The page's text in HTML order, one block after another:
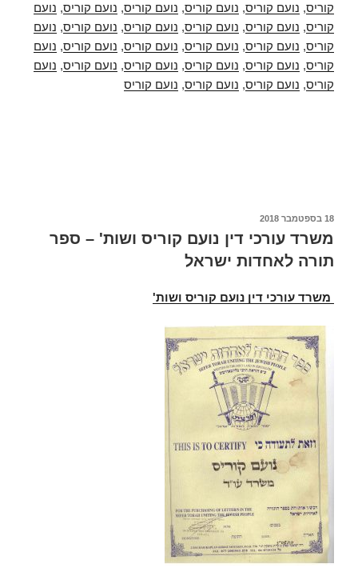
קוריס, נועם קוריס, נועם קוריס, נועם קוריס, נועם קוריס, נועם
קוריס, נועם קוריס, נועם קוריס, נועם קוריס, נועם קוריס, נועם
קוריס, נועם קוריס, נועם קוריס, נועם קוריס, נועם קוריס, נועם
קוריס, נועם קוריס, נועם קוריס, נועם קוריס, נועם קוריס, נועם
קוריס, נועם קוריס, נועם קוריס, נועם קוריס
פורסם
18 בספטמבר 2018
משרד עורכי דין נועם קוריס ושות' – ספר
תורה לאחדות ישראל
משרד עורכי דין נועם קוריס ושות'